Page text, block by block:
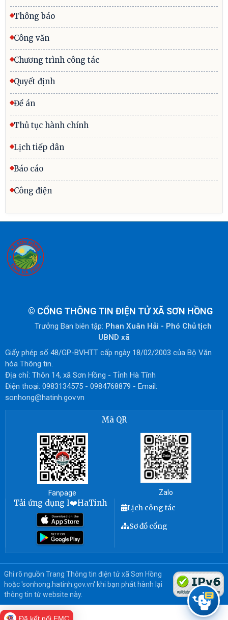
Thông báo
Công văn
Chương trình công tác
Quyết định
Đề án
Thủ tục hành chính
Lịch tiếp dân
Báo cáo
Công điện
© CỔNG THÔNG TIN ĐIỆN TỬ XÃ SƠN HỒNG
Trưởng Ban biên tập: Phan Xuân Hải - Phó Chủ tịch
UBND xã
Giấy phép số 48/GP-BVHTT cấp ngày 18/02/2003 của Bộ Văn
hóa Thông tin.
Địa chỉ: Thôn 14, xã Sơn Hồng - Tỉnh Hà Tĩnh
Điện thoại: 0983134575 - 0984768879 - Email:
sonhong@hatinh.gov.vn
Mã QR
Fanpage Zalo
Tải ứng dụng I❤️HaTinh
Lịch công tác
Sơ đồ cổng
Ghi rõ nguồn Trang Thông tin điện tử xã Sơn Hồng
hoặc 'sonhong.hatinh.gov.vn' khi bạn phát hành lại
thông tin từ website này.
Đã kết nối EMC